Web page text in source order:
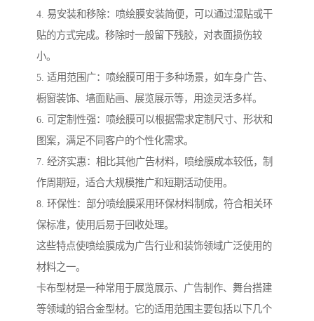
4. 易安装和移除：喷绘膜安装简便，可以通过湿贴或干
贴的方式完成。移除时一般留下残胶，对表面损伤较
小。
5. 适用范围广：喷绘膜可用于多种场景，如车身广告、
橱窗装饰、墙面贴画、展览展示等，用途灵活多样。
6. 可定制性强：喷绘膜可以根据需求定制尺寸、形状和
图案，满足不同客户的个性化需求。
7. 经济实惠：相比其他广告材料，喷绘膜成本较低，制
作周期短，适合大规模推广和短期活动使用。
8. 环保性：部分喷绘膜采用环保材料制成，符合相关环
保标准，使用后易于回收处理。
这些特点使喷绘膜成为广告行业和装饰领域广泛使用的
材料之一。
卡布型材是一种常用于展览展示、广告制作、舞台搭建
等领域的铝合金型材。它的适用范围主要包括以下几个